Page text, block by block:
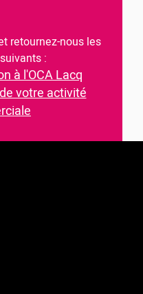
retournez-nous les
:
à l'OCA Lacq
votre activité